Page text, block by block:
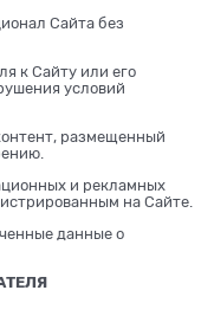
Сайта без
к Сайту или его
условий
размещенный
и рекламных
на Сайте.
данные о